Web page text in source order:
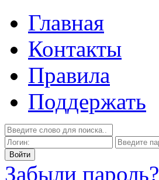
Главная
Контакты
Правила
Поддержать
Забыли пароль?